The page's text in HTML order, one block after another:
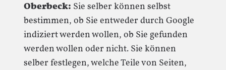
Oberbeck: Sie selber können selbst
bestimmen, ob Sie entweder durch Google
indiziert werden wollen, ob Sie gefunden
werden wollen oder nicht. Sie können
selber festlegen, welche Teile von Seiten,